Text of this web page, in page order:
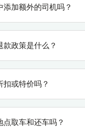
添加额外的司机吗？
政策是什么？
扣或特价吗？
取车和还车吗？